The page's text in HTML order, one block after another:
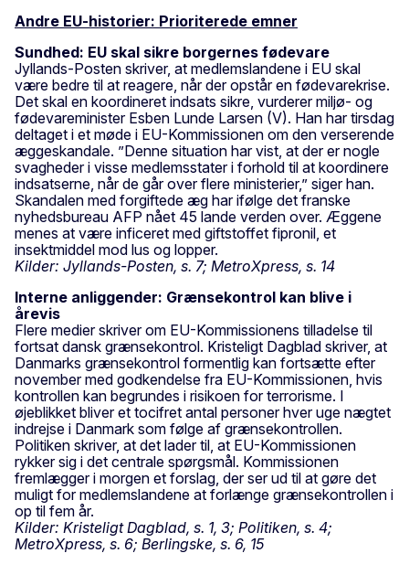
Andre EU-historier: Prioriterede emner
Sundhed: EU skal sikre borgernes fødevare
Jyllands-Posten skriver, at medlemslandene i EU skal
være bedre til at reagere, når der opstår en fødevarekrise.
Det skal en koordineret indsats sikre, vurderer miljø- og
fødevareminister Esben Lunde Larsen (V). Han har tirsdag
deltaget i et møde i EU-Kommissionen om den verserende
æggeskandale. ”Denne situation har vist, at der er nogle
svagheder i visse medlemsstater i forhold til at koordinere
indsatserne, når de går over flere ministerier,” siger han.
Skandalen med forgiftede æg har ifølge det franske
nyhedsbureau AFP nået 45 lande verden over. Æggene
menes at være inficeret med giftstoffet fipronil, et
insektmiddel mod lus og lopper.
Kilder: Jyllands-Posten, s. 7; MetroXpress, s. 14
Interne anliggender: Grænsekontrol kan blive i
årevis
Flere medier skriver om EU-Kommissionens tilladelse til
fortsat dansk grænsekontrol. Kristeligt Dagblad skriver, at
Danmarks grænsekontrol formentlig kan fortsætte efter
november med godkendelse fra EU-Kommissionen, hvis
kontrollen kan begrundes i risikoen for terrorisme. I
øjeblikket bliver et tocifret antal personer hver uge nægtet
indrejse i Danmark som følge af grænsekontrollen.
Politiken skriver, at det lader til, at EU-Kommissionen
rykker sig i det centrale spørgsmål. Kommissionen
fremlægger i morgen et forslag, der ser ud til at gøre det
muligt for medlemslandene at forlænge grænsekontrollen i
op til fem år.
Kilder: Kristeligt Dagblad, s. 1, 3; Politiken, s. 4;
MetroXpress, s. 6; Berlingske, s. 6, 15